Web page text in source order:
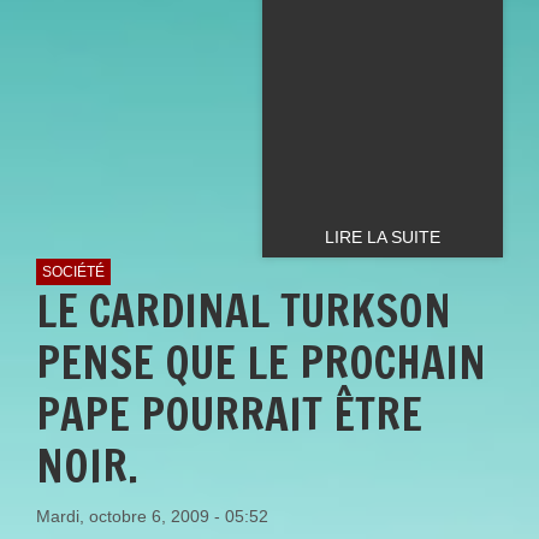
LIRE LA SUITE
SOCIÉTÉ
LE CARDINAL TURKSON
PENSE QUE LE PROCHAIN
PAPE POURRAIT ÊTRE
NOIR.
Mardi, octobre 6, 2009 - 05:52